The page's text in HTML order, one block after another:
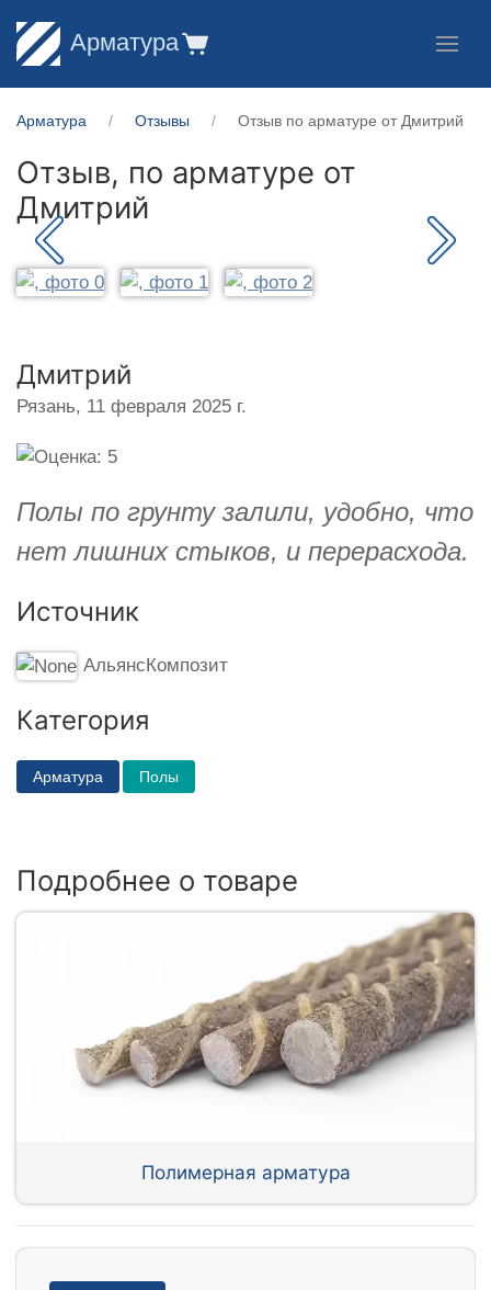
Арматура
Арматура Отзывы Отзыв по арматуре от Дмитрий
Отзыв, по арматуре от
Дмитрий
Дмитрий
Рязань, 11 февраля 2025 г.
Полы по грунту залили, удобно, что
нет лишних стыков, и перерасхода.
Источник
АльянсКомпозит
Категория
Арматура Полы
Подробнее о товаре
Полимерная арматура